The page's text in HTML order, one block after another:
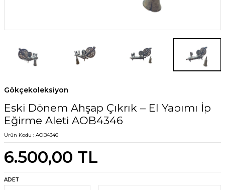
Gökçekoleksiyon
Eski Dönem Ahşap Çıkrık – El Yapımı İp
Eğirme Aleti AOB4346
Ürün Kodu : AOB4346
6.500,00 TL
ADET